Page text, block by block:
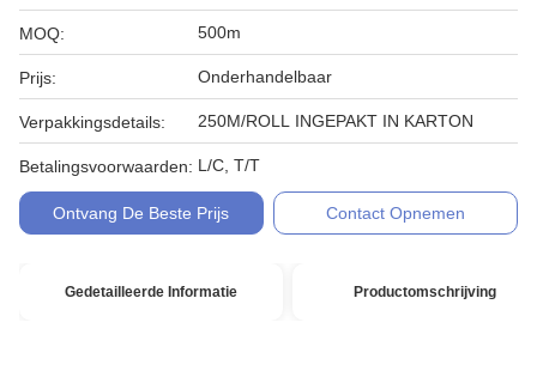
MOQ: 500m
Prijs: Onderhandelbaar
Verpakkingsdetails: 250M/ROLL INGEPAKT IN KARTON
Betalingsvoorwaarden: L/C, T/T
Ontvang De Beste Prijs Contact Opnemen
Gedetailleerde Informatie Productomschrijving